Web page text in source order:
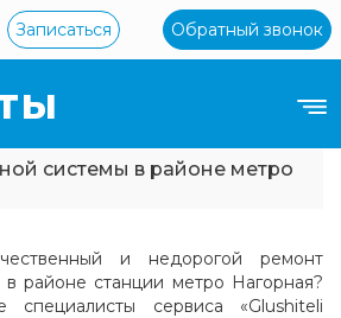
Записаться Обратный звонок
системы в районе метро
и недорогой ремонт
районе станции метро Нагорная?
специалисты сервиса «Glushiteli